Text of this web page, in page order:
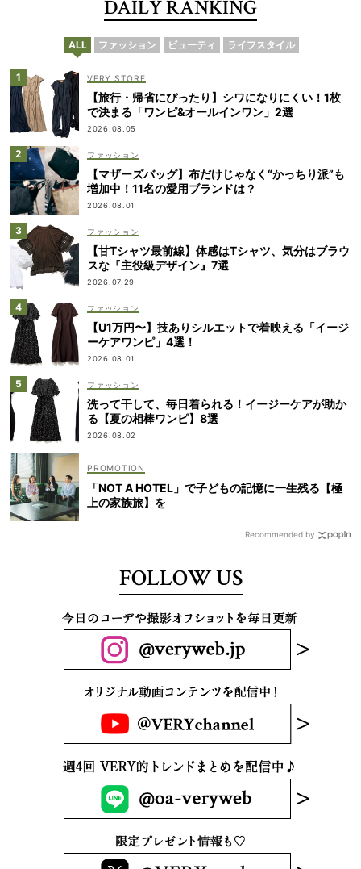
DAILY RANKING
ALL ファッション ビューティ ライフスタイル
VERY STORE
【旅行・帰省にぴったり】シワになりにくい！1枚
で決まる「ワンピ&オールインワン」2選
2026.08.05
ファッション
【マザーズバッグ】布だけじゃなく“かっちり派”も
増加中！11名の愛用ブランドは？
2026.08.01
ファッション
【甘Tシャツ最前線】体感はTシャツ、気分はブラウ
スな『主役級デザイン』7選
2026.07.29
ファッション
【U1万円〜】技ありシルエットで着映える「イージ
ーケアワンピ」4選！
2026.08.01
ファッション
洗って干して、毎日着られる！イージーケアが助か
る【夏の相棒ワンピ】8選
2026.08.02
「NOT A HOTEL」で子どもの記憶に一生残る【極
上の家族旅】を
Recommended by
FOLLOW US